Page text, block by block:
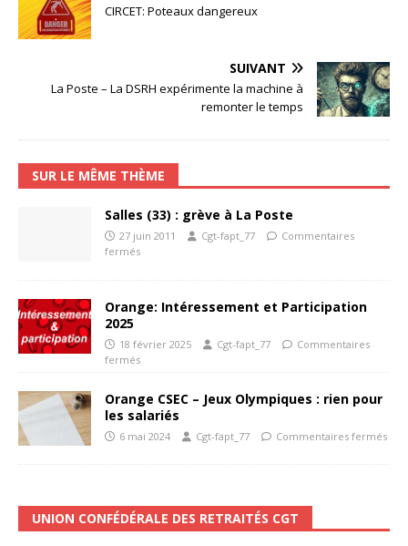
CIRCET: Poteaux dangereux
SUIVANT
La Poste – La DSRH expérimente la machine à
remonter le temps
SUR LE MÊME THÈME
Salles (33) : grève à La Poste
27 juin 2011 Cgt-fapt_77
Commentaires
fermés
Orange: Intéressement et Participation
2025
18 février 2025 Cgt-fapt_77
Commentaires
fermés
Orange CSEC – Jeux Olympiques : rien pour
les salariés
6 mai 2024 Cgt-fapt_77 Commentaires fermés
UNION CONFÉDÉRALE DES RETRAITÉS CGT